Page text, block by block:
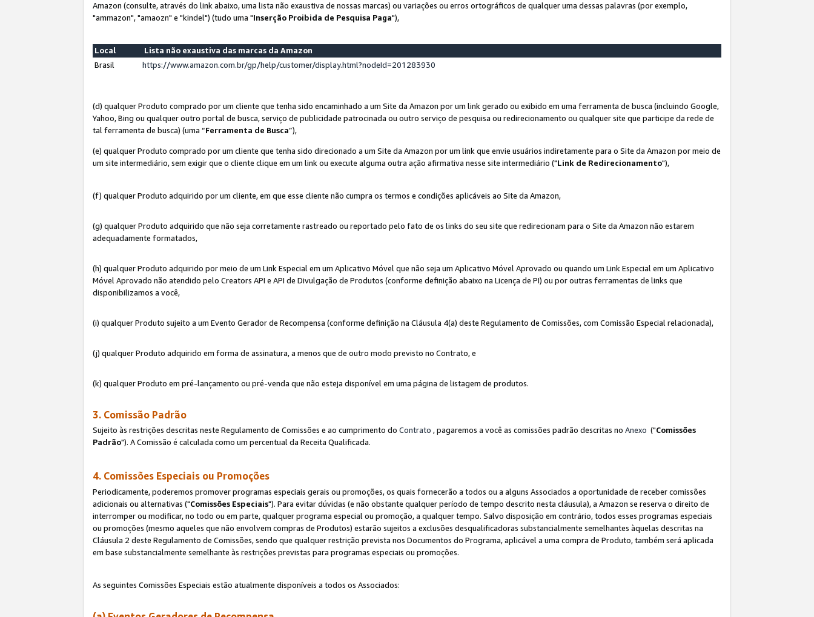
Amazon (consulte, através do link abaixo, uma lista não exaustiva de nossas marcas) ou variações ou erros ortográficos de qualquer uma dessas palavras (por exemplo,
"ammazon", "amaozn" e "kindel") (tudo uma "Inserção Proibida de Pesquisa Paga"),
Local
Lista não exaustiva das marcas da Amazon
Brasil
https://www.amazon.com.br/gp/help/customer/display.html?nodeId=201283930
(d) qualquer Produto comprado por um cliente que tenha sido encaminhado a um Site da Amazon por um link gerado ou exibido em uma ferramenta de busca (incluindo Google,
Yahoo, Bing ou qualquer outro portal de busca, serviço de publicidade patrocinada ou outro serviço de pesquisa ou redirecionamento ou qualquer site que participe da rede de
tal ferramenta de busca) (uma “Ferramenta de Busca”),
(e) qualquer Produto comprado por um cliente que tenha sido direcionado a um Site da Amazon por um link que envie usuários indiretamente para o Site da Amazon por meio de
um site intermediário, sem exigir que o cliente clique em um link ou execute alguma outra ação afirmativa nesse site intermediário ("Link de Redirecionamento"),
(f) qualquer Produto adquirido por um cliente, em que esse cliente não cumpra os termos e condições aplicáveis ao Site da Amazon,
(g) qualquer Produto adquirido que não seja corretamente rastreado ou reportado pelo fato de os links do seu site que redirecionam para o Site da Amazon não estarem
adequadamente formatados,
(h) qualquer Produto adquirido por meio de um Link Especial em um Aplicativo Móvel que não seja um Aplicativo Móvel Aprovado ou quando um Link Especial em um Aplicativo
Móvel Aprovado não atendido pelo Creators API e API de Divulgação de Produtos (conforme definição abaixo na Licença de PI) ou por outras ferramentas de links que
disponibilizamos a você,
(i) qualquer Produto sujeito a um Evento Gerador de Recompensa (conforme definição na Cláusula 4(a) deste Regulamento de Comissões, com Comissão Especial relacionada),
(j) qualquer Produto adquirido em forma de assinatura, a menos que de outro modo previsto no Contrato, e
(k) qualquer Produto em pré-lançamento ou pré-venda que não esteja disponível em uma página de listagem de produtos.
3. Comissão Padrão
Sujeito às restrições descritas neste Regulamento de Comissões e ao cumprimento do Contrato , pagaremos a você as comissões padrão descritas no Anexo ("Comissões
Padrão"). A Comissão é calculada como um percentual da Receita Qualificada.
4. Comissões Especiais ou Promoções
Periodicamente, poderemos promover programas especiais gerais ou promoções, os quais fornecerão a todos ou a alguns Associados a oportunidade de receber comissões
adicionais ou alternativas ("Comissões Especiais"). Para evitar dúvidas (e não obstante qualquer período de tempo descrito nesta cláusula), a Amazon se reserva o direito de
interromper ou modificar, no todo ou em parte, qualquer programa especial ou promoção, a qualquer tempo. Salvo disposição em contrário, todos esses programas especiais
ou promoções (mesmo aqueles que não envolvem compras de Produtos) estarão sujeitos a exclusões desqualificadoras substancialmente semelhantes àquelas descritas na
Cláusula 2 deste Regulamento de Comissões, sendo que qualquer restrição prevista nos Documentos do Programa, aplicável a uma compra de Produto, também será aplicada
em base substancialmente semelhante às restrições previstas para programas especiais ou promoções.
As seguintes Comissões Especiais estão atualmente disponíveis a todos os Associados: